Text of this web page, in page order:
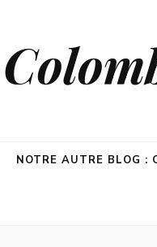
NOTRE AUTRE BLOG :